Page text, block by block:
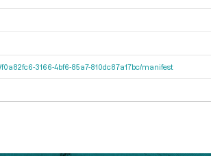
f0a82fc6-3166-4bf6-85a7-810dc87a17bc/manifest